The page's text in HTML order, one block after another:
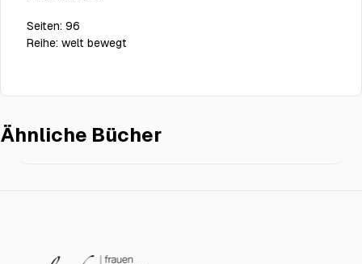
Seiten: 96
Reihe: welt bewegt
Ähnliche Bücher